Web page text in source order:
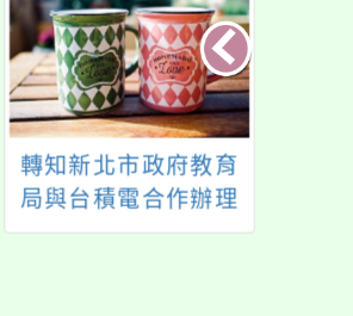
轉知新北市政府教育
局與台積電合作辦理
新北市111學年度高級